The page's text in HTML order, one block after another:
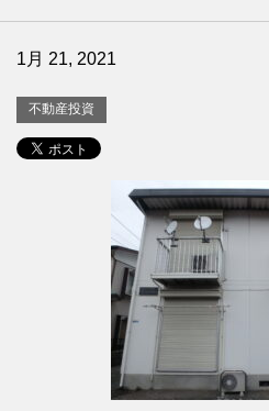
1月 21, 2021
不動産投資